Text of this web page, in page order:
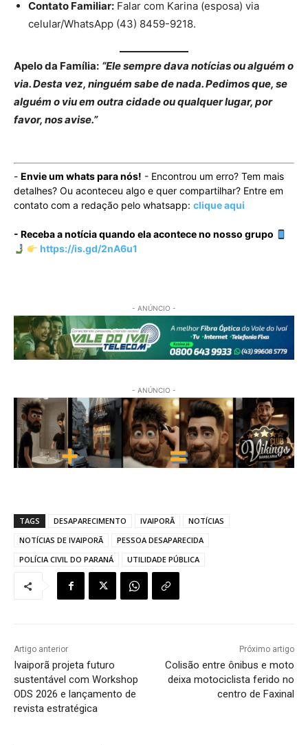
Contato Familiar: Falar com Karina (esposa) via
celular/WhatsApp (43) 8459-9218.
Apelo da Família: “Ele sempre dava notícias ou alguém o
via. Desta vez, ninguém sabe de nada. Pedimos que, se
alguém o viu em outra cidade ou qualquer lugar, por
favor, nos avise.”
- Envie um whats para nós! - Encontrou um erro? Tem mais
detalhes? Ou aconteceu algo e quer compartilhar? Entre em
contato com a redação pelo whatsapp: clique aqui
- Receba a notícia quando ela acontece no nosso grupo
https://is.gd/2nA6u1
- ANÚNCIO -
- ANÚNCIO -
TAGS DESAPARECIMENTO IVAIPORÃ
NOTÍCIAS
NOTÍCIAS DE IVAIPORÃ
PESSOA DESAPARECIDA
POLÍCIA CIVIL DO PARANÁ
UTILIDADE PÚBLICA
Artigo anterior
Ivaiporã projeta futuro
sustentável com Workshop
ODS 2026 e lançamento de
revista estratégica
Próximo artigo
Colisão entre ônibus e moto
deixa motociclista ferido no
centro de Faxinal